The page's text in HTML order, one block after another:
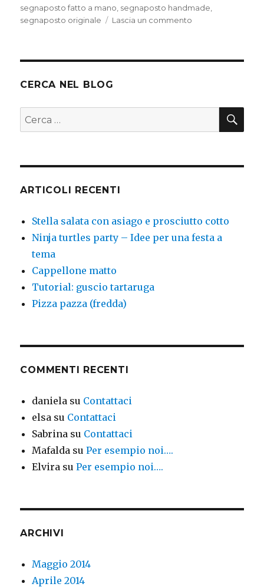
segnaposto fatto a mano segnaposto handmade
segnaposto originale
Lascia un commento
CERCA NEL BLOG
Cerca:
ARTICOLI RECENTI
Stella salata con asiago e prosciutto cotto
Ninja turtles party – Idee per una festa a
tema
Cappellone matto
Tutorial: guscio tartaruga
Pizza pazza (fredda)
COMMENTI RECENTI
daniela su Contattaci
elsa su Contattaci
Sabrina su Contattaci
Mafalda suPer esempio noi….
Elvira suPer esempio noi….
ARCHIVI
Maggio 2014
Aprile 2014